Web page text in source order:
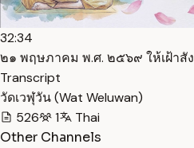
32:34
๒๑ พฤษภาคม พ.ศ. ๒๕๖๙ ให้เฝ้าสัง
Transcript
วัดเวฬุวัน (Wat Weluwan)
526
1
Thai
Other Channels